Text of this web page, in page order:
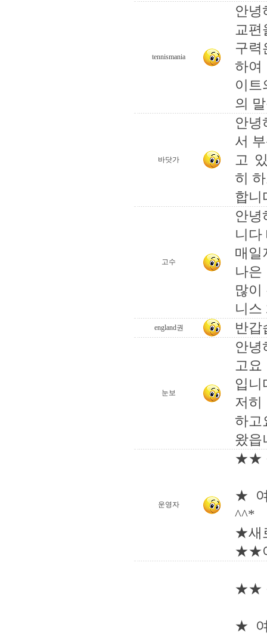
tennismania
안
교편
구력
하여
이트
의
바닷가
안
서
고
히
합니
고수
안
니다
매일
나
많이
니스
england권 반갑
눈보
안녕
고요
입
저
하
왔읍
운영자
★★
★ 여
^^*
★새
★★
★★
★ 여